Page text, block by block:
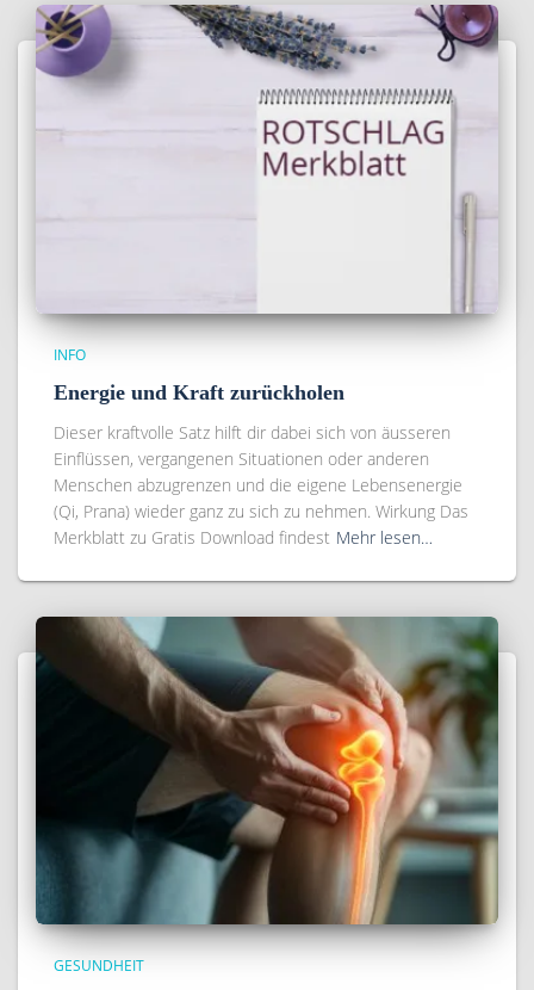
INFO
Energie und Kraft zurückholen
Dieser kraftvolle Satz hilft dir dabei sich von äusseren
Einflüssen, vergangenen Situationen oder anderen
Menschen abzugrenzen und die eigene Lebensenergie
(Qi, Prana) wieder ganz zu sich zu nehmen. Wirkung Das
Merkblatt zu Gratis Download findest Mehr lesen…
GESUNDHEIT